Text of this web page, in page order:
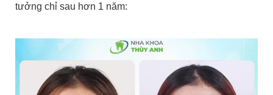
tưởng chỉ sau hơn 1 năm: